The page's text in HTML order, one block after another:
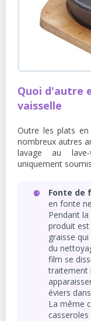
Quoi d'autre
vaisselle
Outre les plats
nombreux autres
lavage au
uniquement
Fonte de
en fonte
Pendant
produit est
graisse
du
film se
traitement
éviers
La même